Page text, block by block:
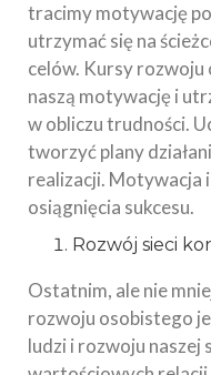
tracimy motywację
utrzymać się na
celów. Kursy rozwoju
naszą motywację i
w obliczu trudności.
tworzyć plany
realizacji. Motywacja
osiągnięcia sukcesu.
Rozwój sieci
Ostatnim, ale nie
rozwoju osobistego
ludzi i rozwoju naszej